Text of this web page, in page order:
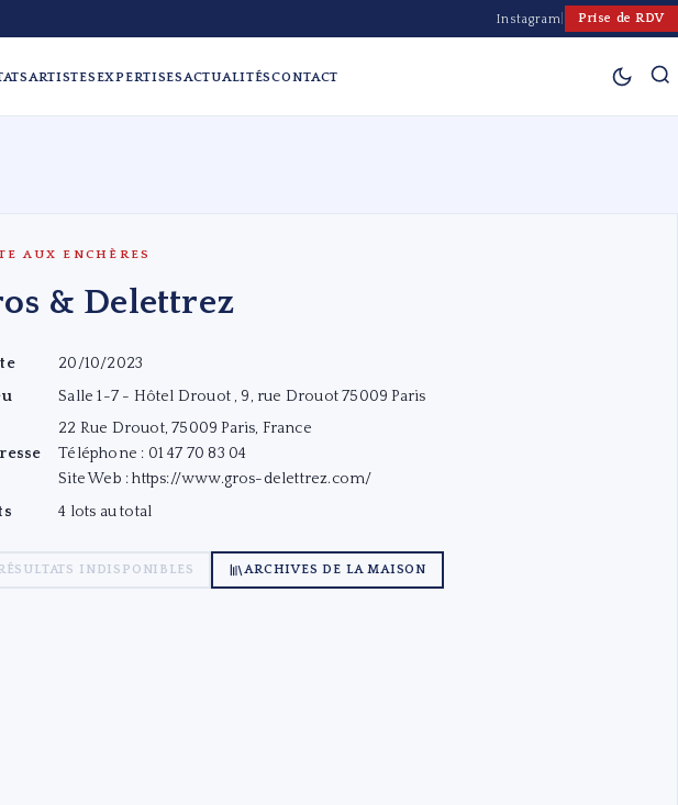
Instagram Prise de RDV
ARTISTESEXPERTISESACTUALITÉSCONTACT
AUX ENCHÈRES
& Delettrez
20/10/2023
Salle 1-7 - Hôtel Drouot , 9, rue Drouot 75009 Paris
22 Rue Drouot, 75009 Paris, France
Téléphone : 01 47 70 83 04
Site Web :https://www.gros-delettrez.com/
4 lots au total
INDISPONIBLES ARCHIVES DE LA MAISON